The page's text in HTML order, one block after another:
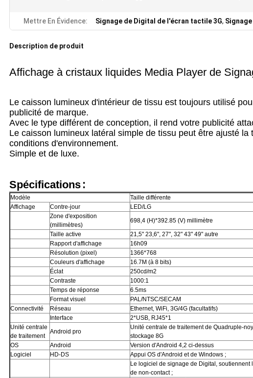
Mettre En Évidence: Signage de Digital de l'écran tactile 3G,
Description de produit
Affichage à cristaux liquides Media Player de
Le caisson lumineux d'intérieur de tissu est toujours utilisé
publicité de marque.
Avec le type différent de conception, il rend votre publicité
Le caisson lumineux latéral simple de tissu peut être ajusté
conditions d'environnement.
Simple et de luxe.
Spécifications :
Modèle
Taille différente
Affichage
Contre-jour
LED/LG
Zone d'exposition
(millimètres)
698,4 (H)*392.85 (V) millimètre
Taille active
21,5" 23,6", 27", 32" 43" 49" autre
Rapport d'affichage
16h09
Résolution (pixel)
1366*768
Couleurs d'affichage
16.7M (à 8 bits)
Éclat
250cd/m2
Contraste
1000:1
Temps de réponse
6.5ms
Format visuel
PAL/NTSC/SECAM
Connectivité
Réseau
Ethernet, WiFi, 3G/4G (facultatifs)
Interface
2*USB, RJ45*1
Unité centrale
de traitement
Android pro
Unité centrale de traitement de Quadruple-
stockage 8G
OS
Android
Version d'Android 4,2 ci-dessus
Logiciel
HD-DS
Appui OS d'Android et de Windows ;
Le logiciel de signage de Digital, soutiennent
de non-contact ;